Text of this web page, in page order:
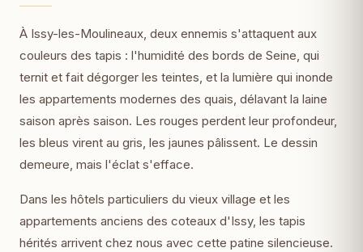
À Issy-les-Moulineaux, deux ennemis s'attaquent aux
couleurs des tapis : l'humidité des bords de Seine, qui
ternit et fait dégorger les teintes, et la lumière qui inonde
les appartements modernes des quais, délavant la laine
saison après saison. Les rouges perdent leur profondeur,
les bleus virent au gris, les jaunes pâlissent. Le dessin
demeure, mais l'éclat s'efface.
Dans les hôtels particuliers du vieux village et les
appartements anciens des coteaux d'Issy, les tapis
hérités arrivent chez nous avec cette patine silencieuse.